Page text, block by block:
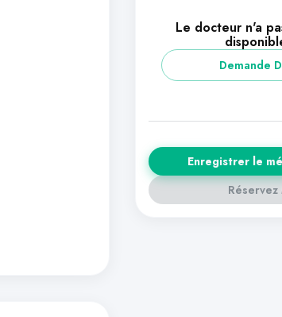
Le docteur n'a
Demande
Enregistrer le